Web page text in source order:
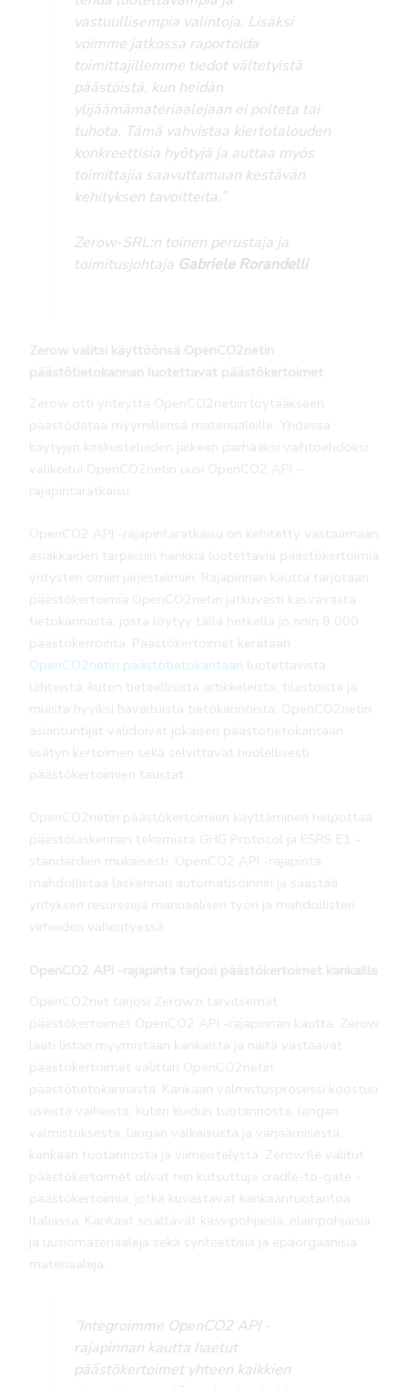
vastuullisempia valintoja. Lisäksi
voimme jatkossa raportoida
toimittajillemme tiedot vältetyistä
päästöistä, kun heidän
ylijäämämateriaalejaan ei polteta tai
tuhota. Tämä vahvistaa kiertotalouden
konkreettisia hyötyjä ja auttaa myös
toimittajia saavuttamaan kestävän
kehityksen tavoitteita.”
Zerow-SRL:n toinen perustaja ja
toimitusjohtaja Gabriele Rorandelli
Zerow valitsi käyttöönsä OpenCO2netin
päästötietokannan luotettavat päästökertoimet
Zerow otti yhteyttä OpenCO2netiin löytääkseen
päästödataa myymillensä materiaaleille. Yhdessä
käytyjen keskusteluiden jälkeen parhaaksi vaihtoehdoksi
valikoitui OpenCO2netin uusi OpenCO2 API –
rajapintaratkaisu.
OpenCO2 API -rajapintaratkaisu on kehitetty vastaamaan
asiakkaiden tarpeisiin hankkia luotettavia päästökertoimia
yritysten omiin järjestelmiin. Rajapinnan kautta tarjotaan
päästökertoimia OpenCO2netin jatkuvasti kasvavasta
tietokannasta, josta löytyy tällä hetkellä jo noin 8 000
päästökerrointa. Päästökertoimet kerätään
OpenCO2netin päästötietokantaan luotettavista
lähteistä, kuten tieteellisistä artikkeleista, tilastoista ja
muista hyviksi havaituista tietokannoista. OpenCO2netin
asiantuntijat validoivat jokaisen päästötietokantaan
lisätyn kertoimen sekä selvittävät huolellisesti
päästökertoimien taustat.
OpenCO2netin päästökertoimien käyttäminen helpottaa
päästölaskennan tekemistä GHG Protocol ja ESRS E1 -
standardien mukaisesti. OpenCO2 API -rajapinta
mahdollistaa laskennan automatisoinnin ja säästää
yrityksen resursseja manuaalisen työn ja mahdollisten
virheiden vähentyessä.
OpenCO2 API -rajapinta tarjosi päästökertoimet kankaille
OpenCO2net tarjosi Zerow:n tarvitsemat
päästökertoimet OpenCO2 API -rajapinnan kautta. Zerow
laati listan myymistään kankaista ja näitä vastaavat
päästökertoimet valittiin OpenCO2netin
päästötietokannasta. Kankaan valmistusprosessi koostuu
useista vaiheista, kuten kuidun tuotannosta, langan
valmistuksesta, langan valkaisusta ja värjäämisestä,
kankaan tuotannosta ja viimeistelystä. Zerow:lle valitut
päästökertoimet olivat niin kutsuttuja cradle-to-gate -
päästökertoimia, jotka kuvastavat kankaantuotantoa
Italiassa. Kankaat sisältävät kasvipohjaisia, eläinpohjaisia
ja uusiomateriaaleja sekä synteettisiä ja epäorgaanisia
materiaaleja.
”Integroimme OpenCO2 API -
rajapinnan kautta haetut
päästökertoimet yhteen kaikkien